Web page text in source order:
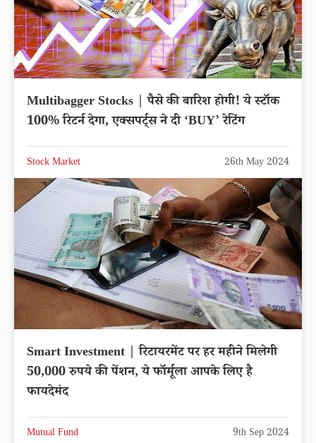
Multibagger Stocks | पैसे की बारिश होगी! ये स्टॉक
100% रिटर्न देगा, एक्सपर्ट्स ने दी ‘BUY’ रेटिंग
Stock Market 26th May 2024
Smart Investment | रिटायरमेंट पर हर महीने मिलेगी
50,000 रुपये की पेंशन, ये फॉर्मूला आपके लिए है
फायदेमंद
Mutual Fund 9th Sep 2024